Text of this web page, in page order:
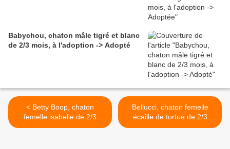
Babychou, chaton mâle tigré et blanc
de 2/3 mois, à l'adoption -> Adopté
< Betty Boop, chaton
femelle isabelle de 2/3
mois, à l'adoption ->
Bellucci, chaton femelle
écaille de tortue de 2/3
mois, à l'adoption ->